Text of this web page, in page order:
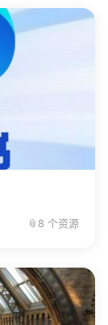
📎 8 个资源